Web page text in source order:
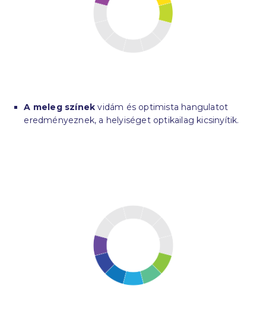
A meleg színek vidám és optimista hangulatot
eredményeznek, a helyiséget optikailag kicsinyítik.